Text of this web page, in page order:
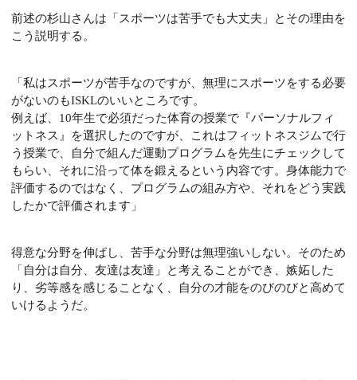
前述の杉山さんは「スポーツは苦手でも大丈夫」とその理由を
こう説明する。
「私はスポーツが苦手なのですが、無理にスポーツをする必要
がないのもISKLのいいところです。
例えば、10年生で必須だった体育の授業で『パーソナルフィ
ットネス』を選択したのですが、これはフィットネスジムで行
う授業で、自分で組んだ運動プログラムを先生にチェックして
もらい、それに沿って体を鍛えるという内容です。身体能力で
評価するのではなく、プログラムの組み方や、それをどう実践
したかで評価されます」
得意な分野を伸ばし、苦手な分野は無理強いしない。そのため
「自分は自分、友達は友達」と考えることができ、嫉妬した
り、劣等感を感じることなく、自分の才能をのびのびと高めて
いけるようだ。